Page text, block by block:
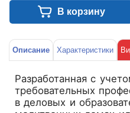
В корзину
Описание Характеристики
Разработанная с
требовательных
в деловых и